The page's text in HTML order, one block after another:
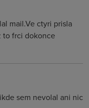
mail.Ve ctyri prisla
to frci dokonce
sem nevolal ani nic